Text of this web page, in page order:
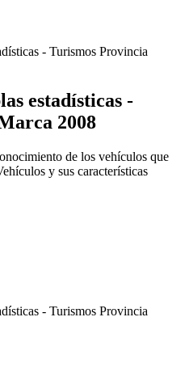
- Turismos Provincia
estadísticas -
2008
de los vehículos que
y sus características
- Turismos Provincia